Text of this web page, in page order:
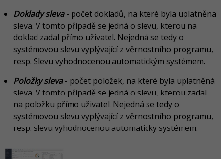
Doklady sleva- počet dokladů, na které byla uplatněna
sleva. V tomto případě se jedná o slevu, kterou na
doklad zadal přímo uživatel. Nejedná se tedy o
systémovou slevu vyplývající z věrnostního programu,
resp. Slevu vyhodnocenou automatickým systémem.
Položky sleva- počet položek, na které byla uplatněná
sleva. V tomto případě se jedná o slevu, kterou zadal
na položku přímo uživatel. Nejedná se tedy o
systémovou slevu vyplývající z věrnostního programu,
resp. slevu vyhodnocenou automaticky systémem.